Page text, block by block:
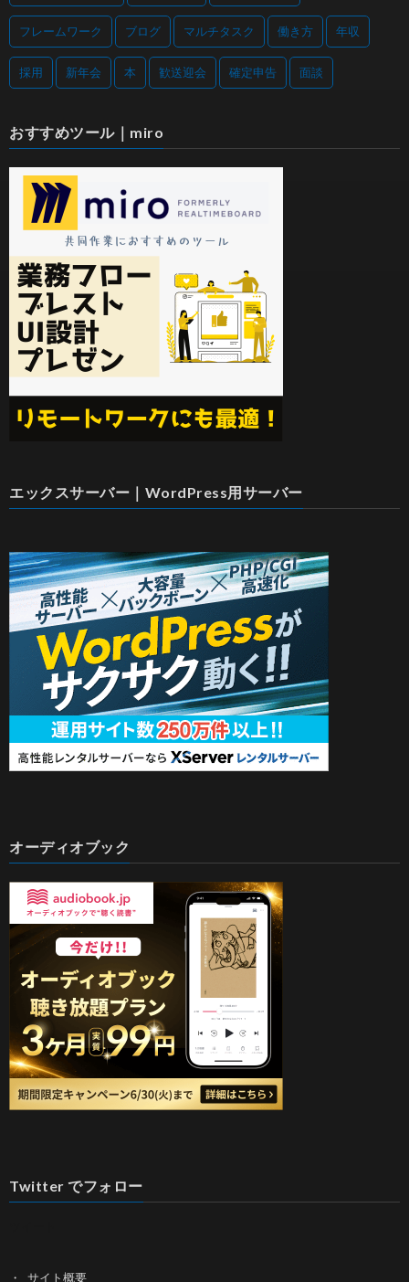
フレームワーク ブログ マルチタスク 働き方 年収
採用 新年会 本 歓送迎会 確定申告 面談
おすすめツール｜miro
エックスサーバー｜WordPress用サーバー
オーディオブック
Twitter でフォロー
サイト概要